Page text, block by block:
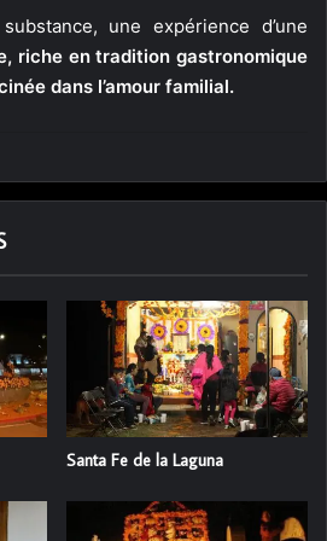
une expérience d’une
riche en tradition gastronomique
dans l’amour familial.
Santa Fe de la Laguna